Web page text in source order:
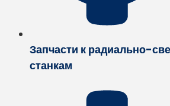
Запчасти к радиально-
станкам